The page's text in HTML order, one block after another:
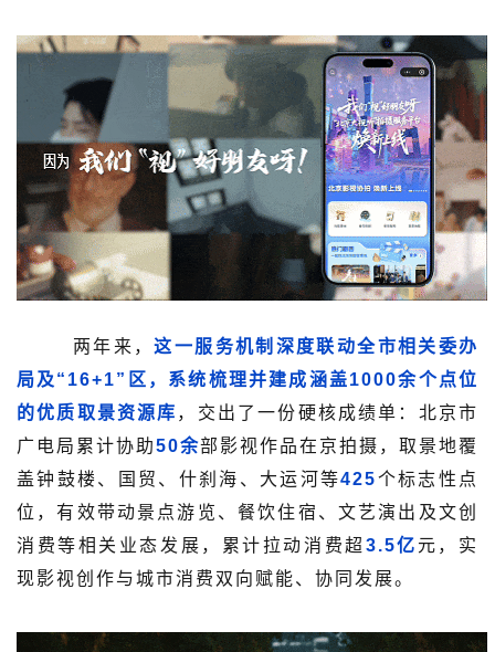
两年来，这一服务机制深度联动全市相关委办
局及“16+1”区，系统梳理并建成涵盖1000余个点位
的优质取景资源库 ，交出了一份硬核成绩单：北京市
广电局累计协助50余部影视作品在京拍摄，取景地覆
盖钟鼓楼、国贸、什刹海、大运河等425个标志性点
位，有效带动景点游览、餐饮住宿、文艺演出及文创
消费等相关业态发展，累计拉动消费超 3.5亿 元，实
现影视创作与城市消费双向赋能、协同发展。